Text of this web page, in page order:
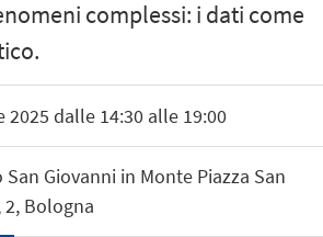
complessi: i dati come
2025 dalle 14:30 alle 19:00
San Giovanni in Monte Piazza San
Bologna